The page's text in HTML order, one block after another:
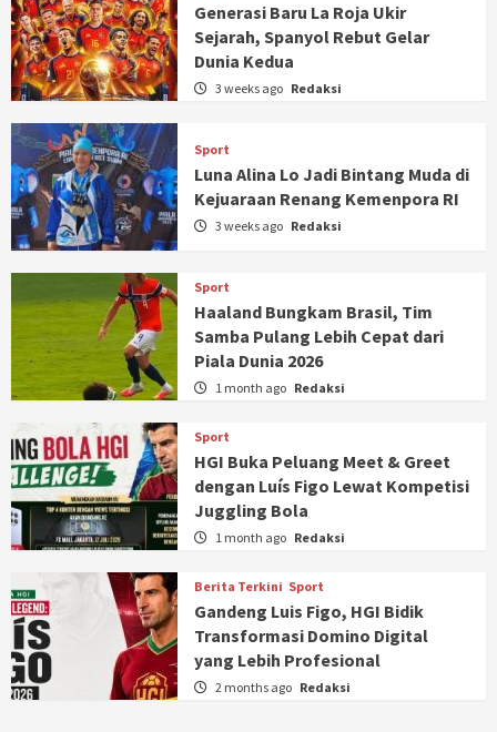
Generasi Baru La Roja Ukir
Sejarah, Spanyol Rebut Gelar
Dunia Kedua
3 weeks ago Redaksi
Sport
Luna Alina Lo Jadi Bintang Muda di
Kejuaraan Renang Kemenpora RI
3 weeks ago Redaksi
Sport
Haaland Bungkam Brasil, Tim
Samba Pulang Lebih Cepat dari
Piala Dunia 2026
1 month ago Redaksi
Sport
HGI Buka Peluang Meet & Greet
dengan Luís Figo Lewat Kompetisi
Juggling Bola
1 month ago Redaksi
Berita Terkini Sport
Gandeng Luis Figo, HGI Bidik
Transformasi Domino Digital
yang Lebih Profesional
2 months ago Redaksi